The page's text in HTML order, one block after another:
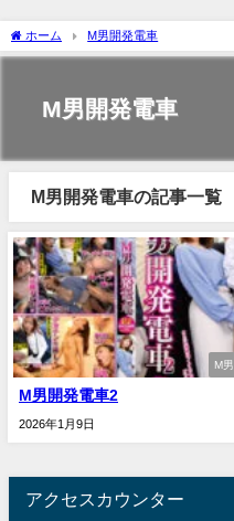
ホーム M男開発電車
M男開発電車
M男開発電車の記事一覧
M男
M男開発電車2
2026年1月9日
アクセスカウンター